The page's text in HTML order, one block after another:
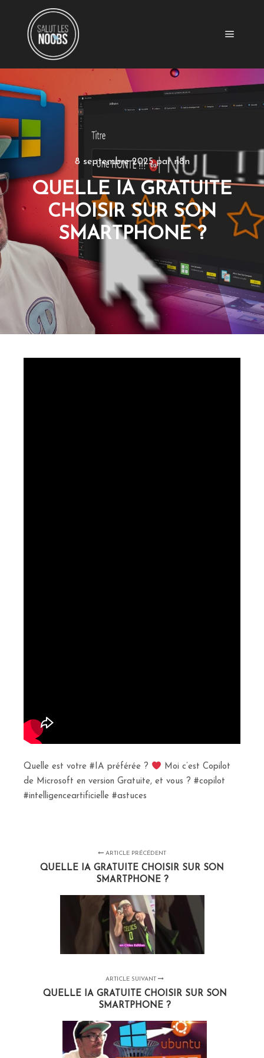
8 septembre 2025parn8n
QUELLE IA GRATUITE
CHOISIR SUR SON
SMARTPHONE ?
Quelle est votre #IA préférée ?
Moi c’est Copilot
de Microsoft en version Gratuite, et vous ? #copilot
#intelligenceartificielle #astuces
ARTICLE PRÉCÉDENT
QUELLE IA GRATUITE CHOISIR SUR SON
SMARTPHONE ?
ARTICLE SUIVANT
QUELLE IA GRATUITE CHOISIR SUR SON
SMARTPHONE ?